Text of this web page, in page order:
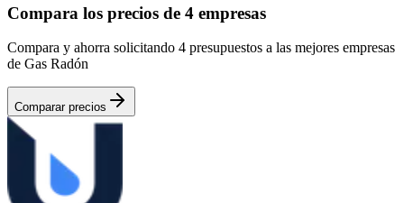
Compara los precios de 4 empresas
Compara y ahorra solicitando 4 presupuestos a las mejores empresas
de Gas Radón
Comparar precios